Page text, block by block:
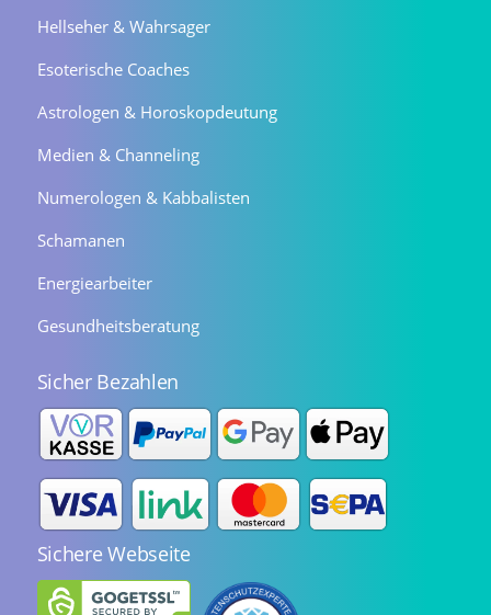
Hellseher & Wahrsager
Esoterische Coaches
Astrologen & Horoskopdeutung
Medien & Channeling
Numerologen & Kabbalisten
Schamanen
Energiearbeiter
Gesundheitsberatung
Sicher Bezahlen
Sichere Webseite